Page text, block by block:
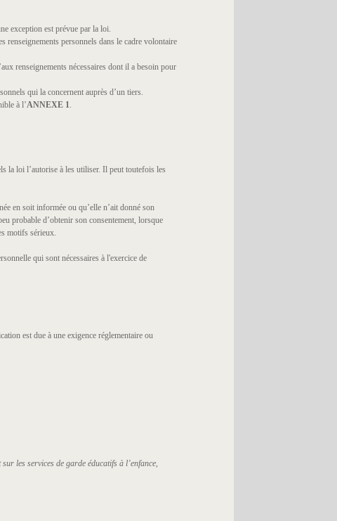
exception est prévue par la loi.
renseignements personnels dans le cadre volontaire
renseignements nécessaires dont il a besoin pour
qui la concernent auprès d’un tiers.
à l’ANNEXE 1.
la loi l’autorise à les utiliser. Il peut toutefois les
en soit informée ou qu’elle n’ait donné son
probable d’obtenir son consentement, lorsque
motifs sérieux.
qui sont nécessaires à l'exercice de
est due à une exigence réglementaire ou
sur les services de garde éducatifs à l’enfance,